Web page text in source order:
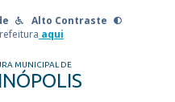
Alto Contraste
aqui
MUNICIPAL DE